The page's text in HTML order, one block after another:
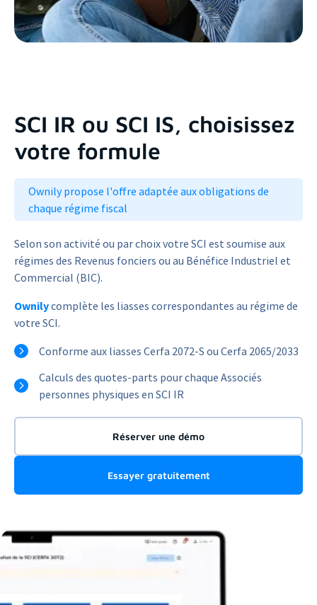
SCI IR ou SCI IS, choisissez
votre formule
Ownily propose l'offre adaptée aux obligations de
chaque régime fiscal
Selon son activité ou par choix votre SCI est soumise aux
régimes des Revenus fonciers ou au Bénéfice Industriel et
Commercial (BIC).
Ownilycomplète les liasses correspondantes au régime de
votre SCI.
Conforme aux liasses Cerfa 2072-S ou Cerfa 2065/2033
Calculs des quotes-parts pour chaque Associés
personnes physiques en SCI IR
Réserver une démo
Essayer gratuitement